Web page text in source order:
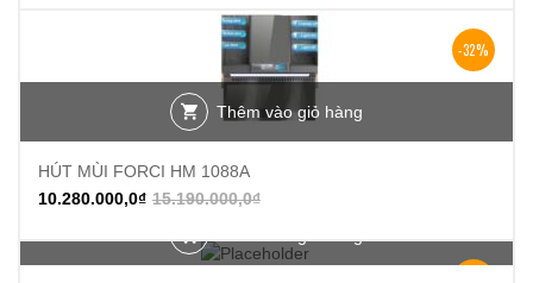
-32%
Thêm vào giỏ hàng
HÚT MÙI FORCI HM 1088A
15.190.000,0₫
10.280.000,0₫